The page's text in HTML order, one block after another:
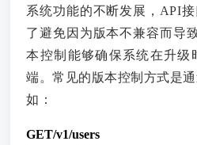
系统功能的不断发展，API
了避免因为版本不兼容而导
本控制能够确保系统在升级
端。常见的版本控制方式是
如：
GET/v1/users